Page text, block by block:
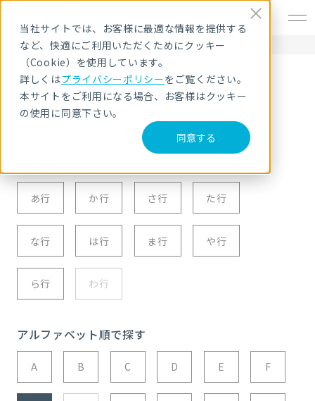
当社サイトでは、お客様に最適な情報を提供する
など、快適にご利用いただくためにクッキー
（Cookie）を使用しています。
詳しくはプライバシーポリシーをご覧ください。
本サイトをご利用になる場合、お客様はクッキー
の使用に同意下さい。
同意する
HOME セキュリティ用語解説 G
セキュリティ用語解説
あ行 か行 さ行 た行
な行 は行 ま行 や行
ら行 わ行
アルファベット順で探す
A B C D E F